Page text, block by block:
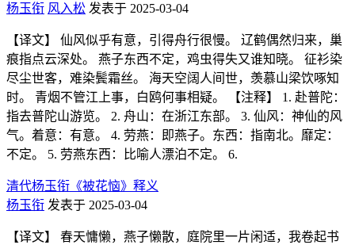
杨玉衔 风入松 发表于 2025-03-04
【译文】 仙风似乎有意，引得舟行很慢。 辽鹤偶然归来，巢
痕指点云深处。 燕子东西不定，鸡虫得失又谁知晓。 征衫染
尽尘世客，难染鬓霜丝。 海天空阔人间世，羡慕山梁饮啄知
时。 青烟不管江上事，白鸥何事相疑。 【注释】 1. 赴普陀：
指去普陀山游览。 2. 舟山：在浙江东部。 3. 仙风：神仙的风
气。着意：有意。 4. 劳燕：即燕子。东西：指南北。靡定：
不定。 5. 劳燕东西：比喻人漂泊不定。 6.
清代杨玉衔《被花恼》释义
杨玉衔 发表于 2025-03-04
【译文】 春天慵懒，燕子懒散，庭院里一片闲适，我卷起书